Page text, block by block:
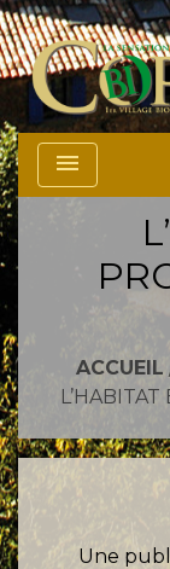
menu
ACCUEIL
Une